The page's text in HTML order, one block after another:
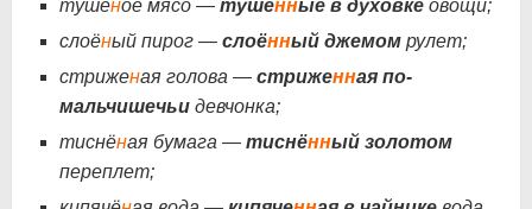
тушёное мясо — тушённые в духовке овощи;
слоёный пирог — слоённый джемом рулет;
стриженая голова — стриженная по-
мальчишечьи девчонка;
тиснёная бумага — тиснённый золотом
переплет;